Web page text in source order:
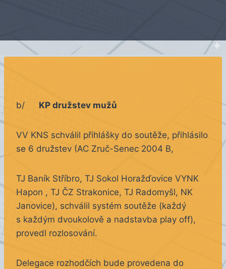
b/ KP družstev mužů
VV KNS schválil přihlášky do soutěže, přihlásilo
se 6 družstev (AC Zruč-Senec 2004 B,
TJ Baník Stříbro, TJ Sokol Horažďovice VYNK
Hapon , TJ ČZ Strakonice, TJ Radomyšl, NK
Janovice), schválil systém soutěže (každý
s každým dvoukolově a nadstavba play off),
provedl rozlosování.
Delegace rozhodčích bude provedena do